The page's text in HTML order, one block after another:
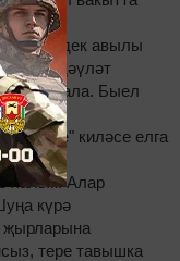
Сәрдек авылы
Казан дәүләт
белем ала. Быел
киләсе елга
халык. Алар
күрә
җырларына
тере тавышка